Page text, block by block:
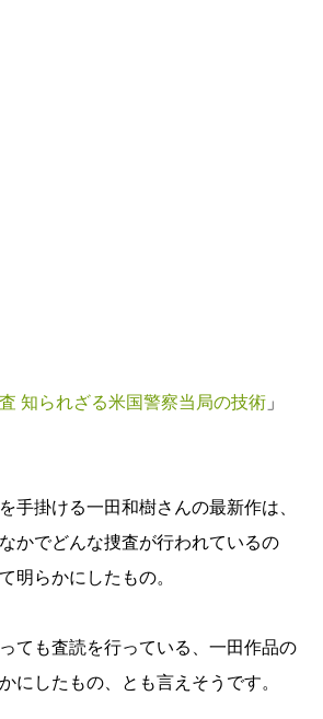
知られざる米国警察当局の技術 」
手掛ける一田和樹さんの最新作は、
かでどんな捜査が行われているの
明らかにしたもの。
ても査読を行っている、一田作品の
にしたもの、とも言えそうです。